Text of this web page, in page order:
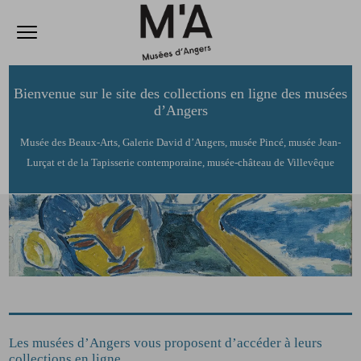
Accèder directement au contenu
Accèder directement au contenu
Ouvrir le menu
Bienvenue sur le site des collections en ligne des musées
d’Angers
Musée des Beaux-Arts, Galerie David d’Angers, musée Pincé, musée Jean-
Lurçat et de la Tapisserie contemporaine, musée-château de Villevêque
Les musées d’Angers vous proposent d’accéder à leurs